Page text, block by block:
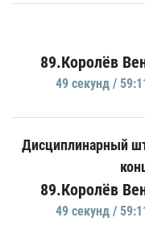
89.Королёв
49 секунд /
Дисциплинарный
89.Королёв
49 секунд /